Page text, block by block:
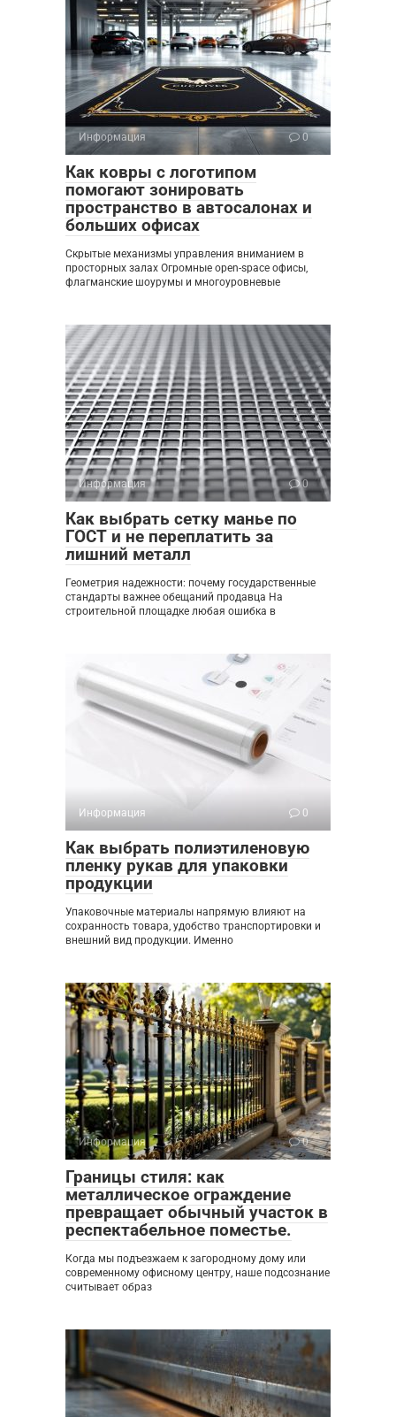
Информация 0
Как ковры с логотипом
помогают зонировать
пространство в автосалонах и
больших офисах
Скрытые механизмы управления вниманием в
просторных залах Огромные open-space офисы,
флагманские шоурумы и многоуровневые
Информация 0
Как выбрать сетку манье по
ГОСТ и не переплатить за
лишний металл
Геометрия надежности: почему государственные
стандарты важнее обещаний продавца На
строительной площадке любая ошибка в
Информация 0
Как выбрать полиэтиленовую
пленку рукав для упаковки
продукции
Упаковочные материалы напрямую влияют на
сохранность товара, удобство транспортировки и
внешний вид продукции. Именно
Информация 0
Границы стиля: как
металлическое ограждение
превращает обычный участок в
респектабельное поместье.
Когда мы подъезжаем к загородному дому или
современному офисному центру, наше подсознание
считывает образ